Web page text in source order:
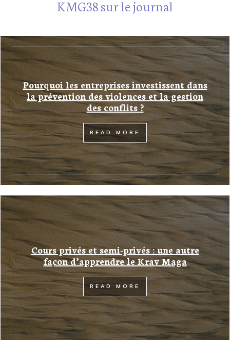
KMG38 sur le journal
Pourquoi les entreprises investissent dans
la prévention des violences et la gestion
des conflits ?
READ MORE
Cours privés et semi-privés : une autre
façon d’apprendre le Krav Maga
READ MORE